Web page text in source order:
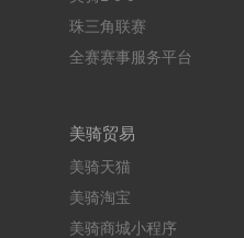
珠三角联赛
全赛赛事服务平台
美骑贸易
美骑天猫
美骑淘宝
美骑商城小程序